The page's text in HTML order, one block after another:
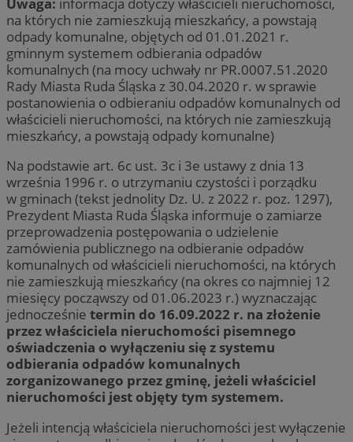
Uwaga: informacja dotyczy właścicieli nieruchomości,
na których nie zamieszkują mieszkańcy, a powstają
odpady komunalne, objętych od 01.01.2021 r.
gminnym systemem odbierania odpadów
komunalnych (na mocy uchwały nr PR.0007.51.2020
Rady Miasta Ruda Śląska z 30.04.2020 r. w sprawie
postanowienia o odbieraniu odpadów komunalnych od
właścicieli nieruchomości, na których nie zamieszkują
mieszkańcy, a powstają odpady komunalne)
Na podstawie art. 6c ust. 3c i 3e ustawy z dnia 13
września 1996 r. o utrzymaniu czystości i porządku
w gminach (tekst jednolity Dz. U. z 2022 r. poz. 1297),
Prezydent Miasta Ruda Śląska informuje o zamiarze
przeprowadzenia postępowania o udzielenie
zamówienia publicznego na odbieranie odpadów
komunalnych od właścicieli nieruchomości, na których
nie zamieszkują mieszkańcy (na okres co najmniej 12
miesięcy począwszy od 01.06.2023 r.) wyznaczając
jednocześnie termin do 16.09.2022 r. na złożenie
przez właściciela nieruchomości pisemnego
oświadczenia o wyłączeniu się z systemu
odbierania odpadów komunalnych
zorganizowanego przez gminę, jeżeli właściciel
nieruchomości jest objęty tym systemem.
Jeżeli intencją właściciela nieruchomości jest wyłączenie